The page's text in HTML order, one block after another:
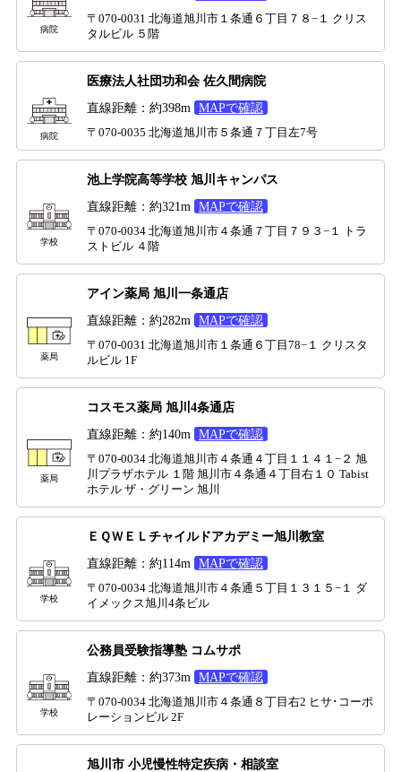
病院
〒070-0031 北海道旭川市１条通６丁目７８−１ クリス
タルビル ５階
病院
医療法人社団功和会 佐久間病院
直線距離：約398m MAPで確認
〒070-0035 北海道旭川市５条通７丁目左7号
学校
池上学院高等学校 旭川キャンパス
直線距離：約321m MAPで確認
〒070-0034 北海道旭川市４条通７丁目７９３−１ トラ
ストビル ４階
薬局
アイン薬局 旭川一条通店
直線距離：約282m MAPで確認
〒070-0031 北海道旭川市１条通６丁目78−１ クリスタ
ルビル 1F
薬局
コスモス薬局 旭川4条通店
直線距離：約140m MAPで確認
〒070-0034 北海道旭川市４条通４丁目１１４１−２ 旭
川プラザホテル １階 旭川市４条通４丁目右１０ Tabist
ホテル ザ・グリーン 旭川
学校
ＥＱＷＥＬチャイルドアカデミー旭川教室
直線距離：約114m MAPで確認
〒070-0034 北海道旭川市４条通５丁目１３１５−１ ダ
イメックス旭川4条ビル
学校
公務員受験指導塾 コムサポ
直線距離：約373m MAPで確認
〒070-0034 北海道旭川市４条通８丁目右2 ヒサ･コーポ
レーションビル 2F
旭川市 小児慢性特定疾病・相談室